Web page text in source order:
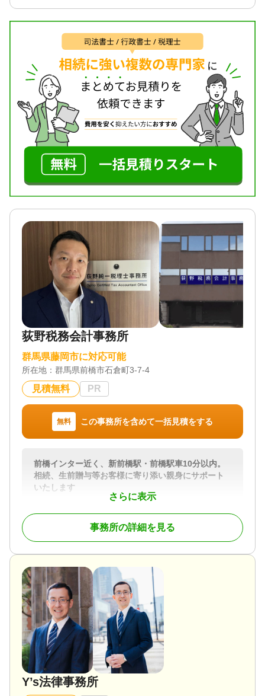
対応地域
群馬県全域と栃木県足利市
対応業務
遺言書 / 遺産分割 / 相続財産調査 / 相続手続き / 銀行
手続き / 戸籍収集 / 相続人調査
対応体制
電話相談可 / 訪問可 / 女性スタッフ対応可 / 土日相談
可 / 初回相談無料 / 18時以降相談可 / オンライン面談
可 / 事務所面談可
荻野税務会計事務所
群馬県藤岡市に対応可能
所在地： 群馬県前橋市石倉町3-7-4
見積無料 PR
無料 この事務所を含めて一括見積をする
さらに表示
前橋インター近く、新前橋駅・前橋駅車10分以内。
相続、生前贈与等お客様に寄り添い親身にサポート
いたします
相続税の申告は個人をゆっくり悼む間もなく期限が
迫ってしまうものです。財産が何もないと思ってい
ても、後から申告の必要なものが出てきて慌ててし
まう事があります。
当事務所では相続の申告件数も多く安心してお任せ
いざという時に備える為の事前のご相談も、
お亡くなりになってからのご相談も、
財産目録から路線価による土地評価など、申告まで
一貫してサポートさせていただきます。
対応地域
群県全域 その他近隣の県
対応業務
生前贈与 / 相続税申告 / 相続手続き
事務所の詳細を見る
Y’s法律事務所